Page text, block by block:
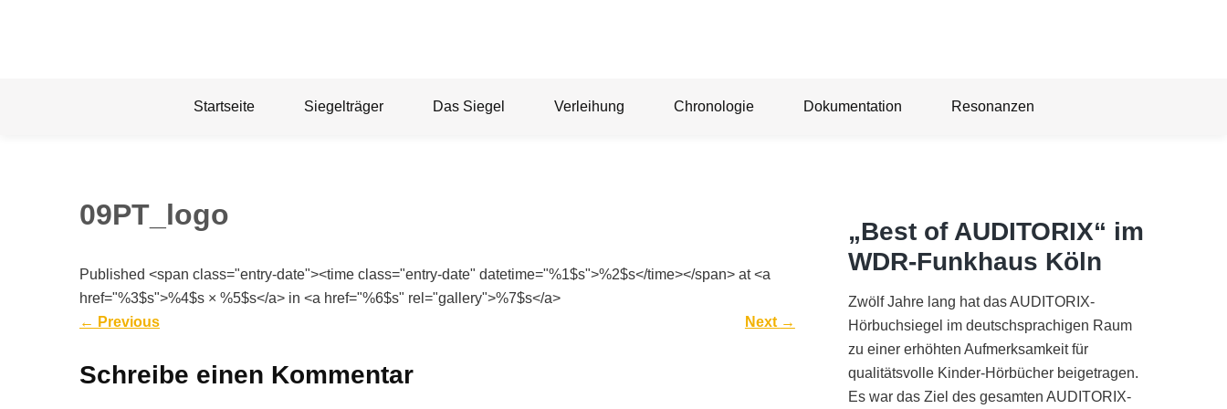
Startseite Siegelträger Das Siegel Verleihung Chronologie Dokumentation Resonanzen
09PT_logo
Published <span class="entry-date"><time class="entry-date" datetime="%1$s">%2$s</time></span> at <a
href="%3$s">%4$s × %5$s</a> in <a href="%6$s" rel="gallery">%7$s</a>
← Previous Next →
Schreibe einen Kommentar
„Best of AUDITORIX“ im
WDR-Funkhaus Köln
Zwölf Jahre lang hat das AUDITORIX-
Hörbuchsiegel im deutschsprachigen Raum
zu einer erhöhten Aufmerksamkeit für
qualitätsvolle Kinder-Hörbücher beigetragen.
Es war das Ziel des gesamten AUDITORIX-